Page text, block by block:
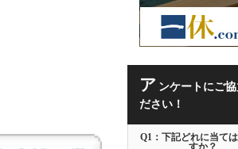
ア ンケートにご
ださい！
Q1：下記どれに当て
すか？